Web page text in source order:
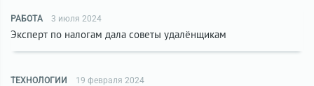
РАБОТА 3 июля 2024
Эксперт по налогам дала советы удалёнщикам
ТЕХНОЛОГИИ 19 февраля 2024